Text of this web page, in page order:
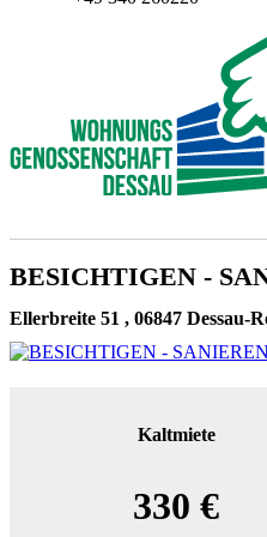
BESICHTIGEN -
Ellerbreite 51 , 06847 Dessau-
Kaltmiete
330 €